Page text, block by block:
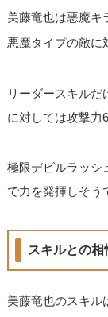
美藤竜也は悪魔キ
悪魔タイプの敵に
リーダースキル
に対しては攻撃力
極限デビルラッシ
で力を発揮しそう
スキルとの相
美藤竜也のスキル